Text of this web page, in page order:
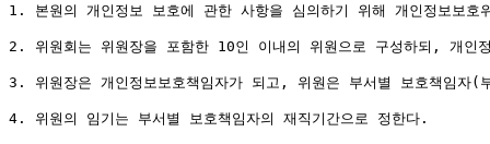
1. 본원의 개인정보 보호에 관한 사항을 심의하기 위해 개인정보보호
2. 위원회는 위원장을 포함한 10인 이내의 위원으로 구성하되, 개인
3. 위원장은 개인정보보호책임자가 되고, 위원은 부서별 보호책임
4. 위원의 임기는 부서별 보호책임자의 재직기간으로 정한다.